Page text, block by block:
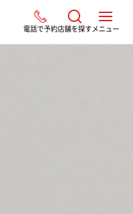
電話で予約店舗を探すメニュー